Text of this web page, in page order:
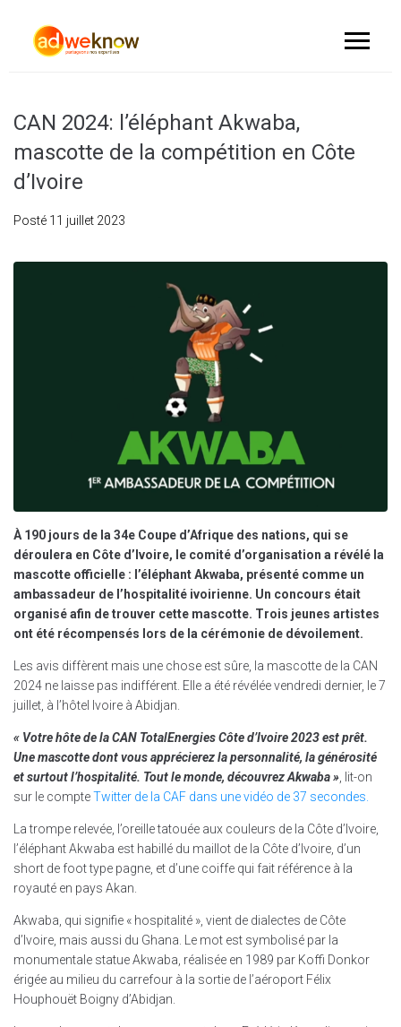
CAN 2024: l’éléphant Akwaba,
mascotte de la compétition en Côte
d’Ivoire
Posté 11 juillet 2023
À 190 jours de la 34e Coupe d’Afrique des nations, qui se
déroulera en Côte d’Ivoire, le comité d’organisation a révélé la
mascotte officielle : l’éléphant Akwaba, présenté comme un
ambassadeur de l’hospitalité ivoirienne. Un concours était
organisé afin de trouver cette mascotte. Trois jeunes artistes
ont été récompensés lors de la cérémonie de dévoilement.
Les avis diffèrent mais une chose est sûre, la mascotte de la CAN
2024 ne laisse pas indifférent. Elle a été révélée vendredi dernier, le 7
juillet, à l’hôtel Ivoire à Abidjan.
« Votre hôte de la CAN TotalEnergies Côte d’Ivoire 2023 est prêt.
Une mascotte dont vous apprécierez la personnalité, la générosité
et surtout l’hospitalité. Tout le monde, découvrez Akwaba » , lit-on
sur le compteTwitter de la CAF dans une vidéo de 37 secondes.
La trompe relevée, l’oreille tatouée aux couleurs de la Côte d’Ivoire,
l’éléphant Akwaba est habillé du maillot de la Côte d’Ivoire, d’un
short de foot type pagne, et d’une coiffe qui fait référence à la
royauté en pays Akan.
Akwaba, qui signifie « hospitalité », vient de dialectes de Côte
d’Ivoire, mais aussi du Ghana. Le mot est symbolisé par la
monumentale statue Akwaba, réalisée en 1989 par Koffi Donkor
érigée au milieu du carrefour à la sortie de l’aéroport Félix
Houphouët Boigny d’Abidjan.